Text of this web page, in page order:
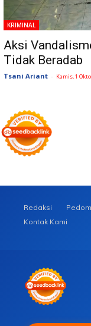
KRIMINAL
Aksi
Tidak Beradab
Tsani Ariant - Kamis, 1
Redaksi
Kontak Kami